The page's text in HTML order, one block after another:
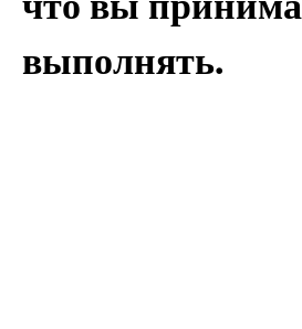
выполнять.